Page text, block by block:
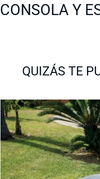
CONSOLA Y
QUIZÁS TE